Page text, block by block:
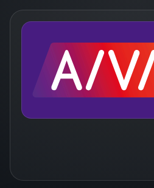
Zum Inhalt springen